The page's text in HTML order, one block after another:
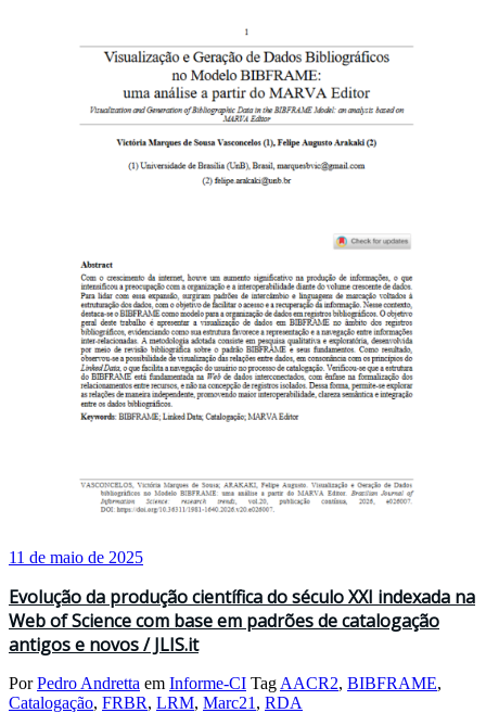
11 de maio de 2025
Evolução da produção científica do século XXI indexada na
Web of Science com base em padrões de catalogação
antigos e novos / JLIS.it
PorPedro Andretta em Informe-CI Tag AACR2, BIBFRAME,
Catalogação, FRBR, LRM, Marc21 , RDA